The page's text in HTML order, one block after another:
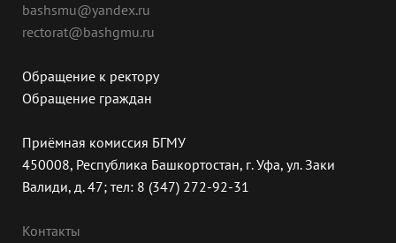
bashsmu@yandex.ru
rectorat@bashgmu.ru
Обращение к ректору
Обращение граждан
Приёмная комиссия БГМУ
450008, Республика Башкортостан, г. Уфа, ул. Заки
Валиди, д. 47; тел: 8 (347) 272-92-31
Контакты